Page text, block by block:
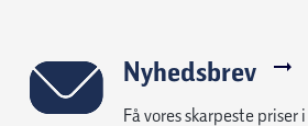
Nyhedsbrev
Få vores skarpeste priser